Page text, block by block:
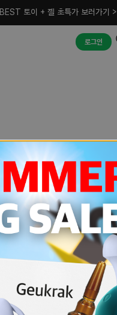
BEST 토이 + 젤 초특가 보러가기 >
로그인
예상치 못한 에러입니다.